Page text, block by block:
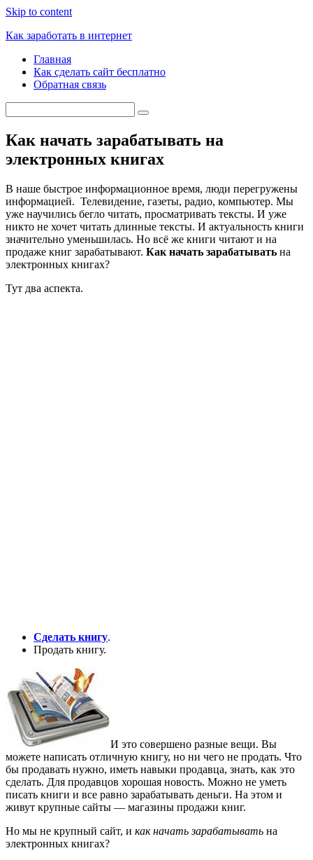
Skip to content
Как заработать в интернет
Главная
Как сделать сайт бесплатно
Обратная связь
Как начать зарабатывать на
электронных книгах
В наше быстрое информационное время, люди перегружены
информацией. Телевидение, газеты, радио, компьютер. Мы
уже научились бегло читать, просматривать тексты. И уже
никто не хочет читать длинные тексты. И актуальность книги
значительно уменьшилась. Но всё же книги читают и на
продаже книг зарабатывают. Как начать зарабатывать на
электронных книгах?
Тут два аспекта.
Сделать книгу.
Продать книгу.
И это совершено разные вещи. Вы
можете написать отличную книгу, но ни чего не продать. Что
бы продавать нужно, иметь навыки продавца, знать, как это
сделать. Для продавцов хорошая новость. Можно не уметь
писать книги и все равно зарабатывать деньги. На этом и
живут крупные сайты — магазины продажи книг.
Но мы не крупный сайт, и как начать зарабатывать на
электронных книгах?